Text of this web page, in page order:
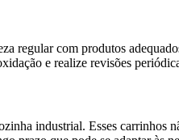
regular com produtos
e realize revisões
industrial. Esses carrinhos